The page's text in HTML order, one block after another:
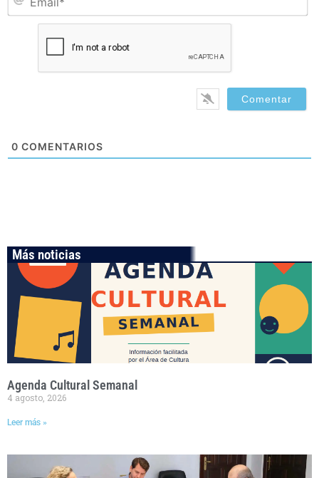
0 COMENTARIOS
Más noticias
Agenda Cultural Semanal
4 agosto, 2026
Leer más »